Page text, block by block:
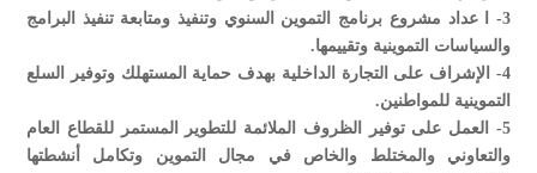
3- ا عداد مشروع برنامج التموين السنوي وتنفيذ ومتابعة تنفيذ البرامج
والسياسات التموينية وتقييمها.
4- الإشراف على التجارة الداخلية بهدف حماية المستهلك وتوفير السلع
التموينية للمواطنين.
5- العمل على توفير الظروف الملائمة للتطوير المستمر للقطاع العام
والتعاوني والمختلط والخاص في مجال التموين وتكامل أنشطتها